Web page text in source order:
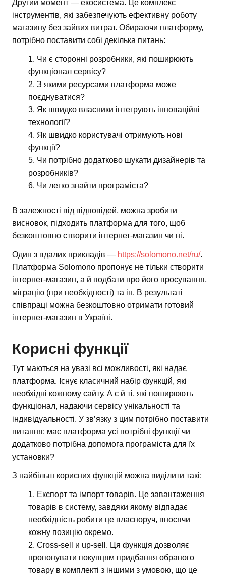
Другий момент — екосистема. Це комплекс
інструментів, які забезпечують ефективну роботу
магазину без зайвих витрат. Обираючи платформу,
потрібно поставити собі декілька питань:
Чи є сторонні розробники, які поширюють
функціонал сервісу?
З якими ресурсами платформа може
поєднуватися?
Як швидко власники інтегрують інноваційні
технології?
Як швидко користувачі отримують нові
функції?
Чи потрібно додатково шукати дизайнерів та
розробників?
Чи легко знайти програміста?
В залежності від відповідей, можна зробити
висновок, підходить платформа для того, щоб
безкоштовно створити інтернет-магазин чи ні.
Один з вдалих прикладів — https://solomono.net/ru/.
Платформа Solomono пропонує не тільки створити
інтернет-магазин, а й подбати про його просування,
міграцію (при необхідності) та ін. В результаті
співпраці можна безкоштовно отримати готовий
інтернет-магазин в Україні.
Корисні функції
Тут маються на увазі всі можливості, які надає
платформа. Існує класичний набір функцій, які
необхідні кожному сайту. А є й ті, які поширюють
функціонал, надаючи сервісу унікальності та
індивідуальності. У зв’язку з цим потрібно поставити
питання: має платформа усі потрібні функції чи
додатково потрібна допомога програміста для їх
установки?
З найбільш корисних функцій можна виділити такі:
Експорт та імпорт товарів. Це завантаження
товарів в систему, завдяки якому відпадає
необхідність робити це власноруч, вносячи
кожну позицію окремо.
Cross-sell и up-sell. Ця функція дозволяє
пропонувати покупцям придбання обраного
товару в комплекті з іншими з умовою, що це